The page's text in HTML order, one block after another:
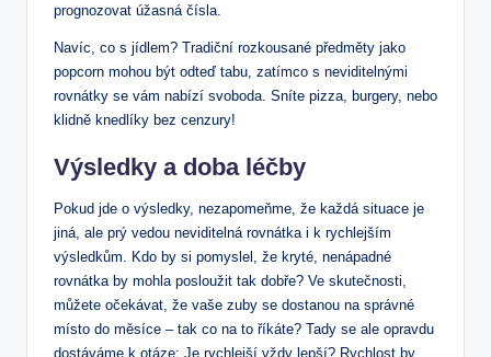
prognozovat úžasná čísla.
Navíc, co s jídlem? Tradiční rozkousané předměty jako
popcorn mohou být odteď tabu, zatímco s neviditelnými
rovnátky se vám nabízí svoboda. Sníte pizza, burgery, nebo
klidně knedlíky bez cenzury!
Výsledky a doba léčby
Pokud jde o výsledky, nezapomeňme, že každá situace je
jiná, ale prý vedou neviditelná rovnátka i k rychlejším
výsledkům. Kdo by si pomyslel, že kryté, nenápadné
rovnátka by mohla posloužit tak dobře? Ve skutečnosti,
můžete očekávat, že vaše zuby se dostanou na správné
místo do měsíce – tak co na to říkáte? Tady se ale opravdu
dostáváme k otáze: Je rychlejší vždy lepší? Rychlost by